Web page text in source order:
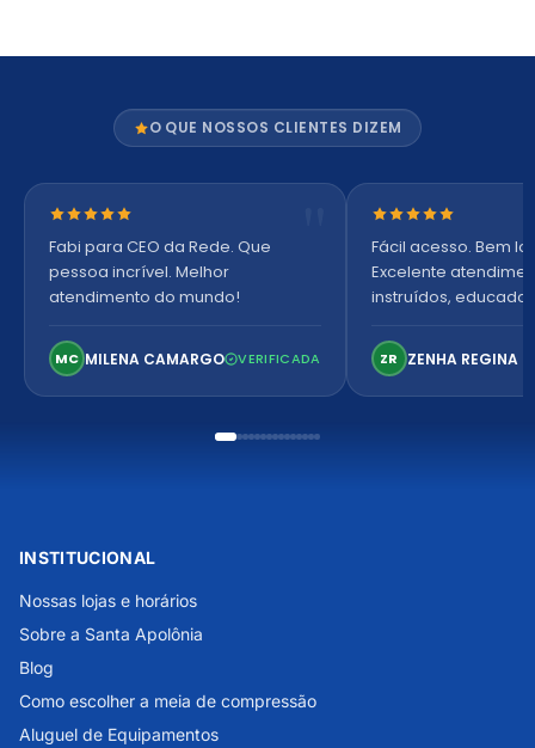
O QUE NOSSOS CLIENTES DIZEM
Nota 5 de 5 estrelas
Fabi para CEO da Rede. Que
pessoa incrível. Melhor
atendimento do mundo!
MC MILENA CAMARGO VERIFICADA
Nota 5 de 5
Fácil acesso. Bem
Excelente
instruídos,
confortável. Perfeito!
ZR ZENHA REGINA
INSTITUCIONAL
Nossas lojas e horários
Sobre a Santa Apolônia
Blog
Como escolher a meia de compressão
Aluguel de Equipamentos